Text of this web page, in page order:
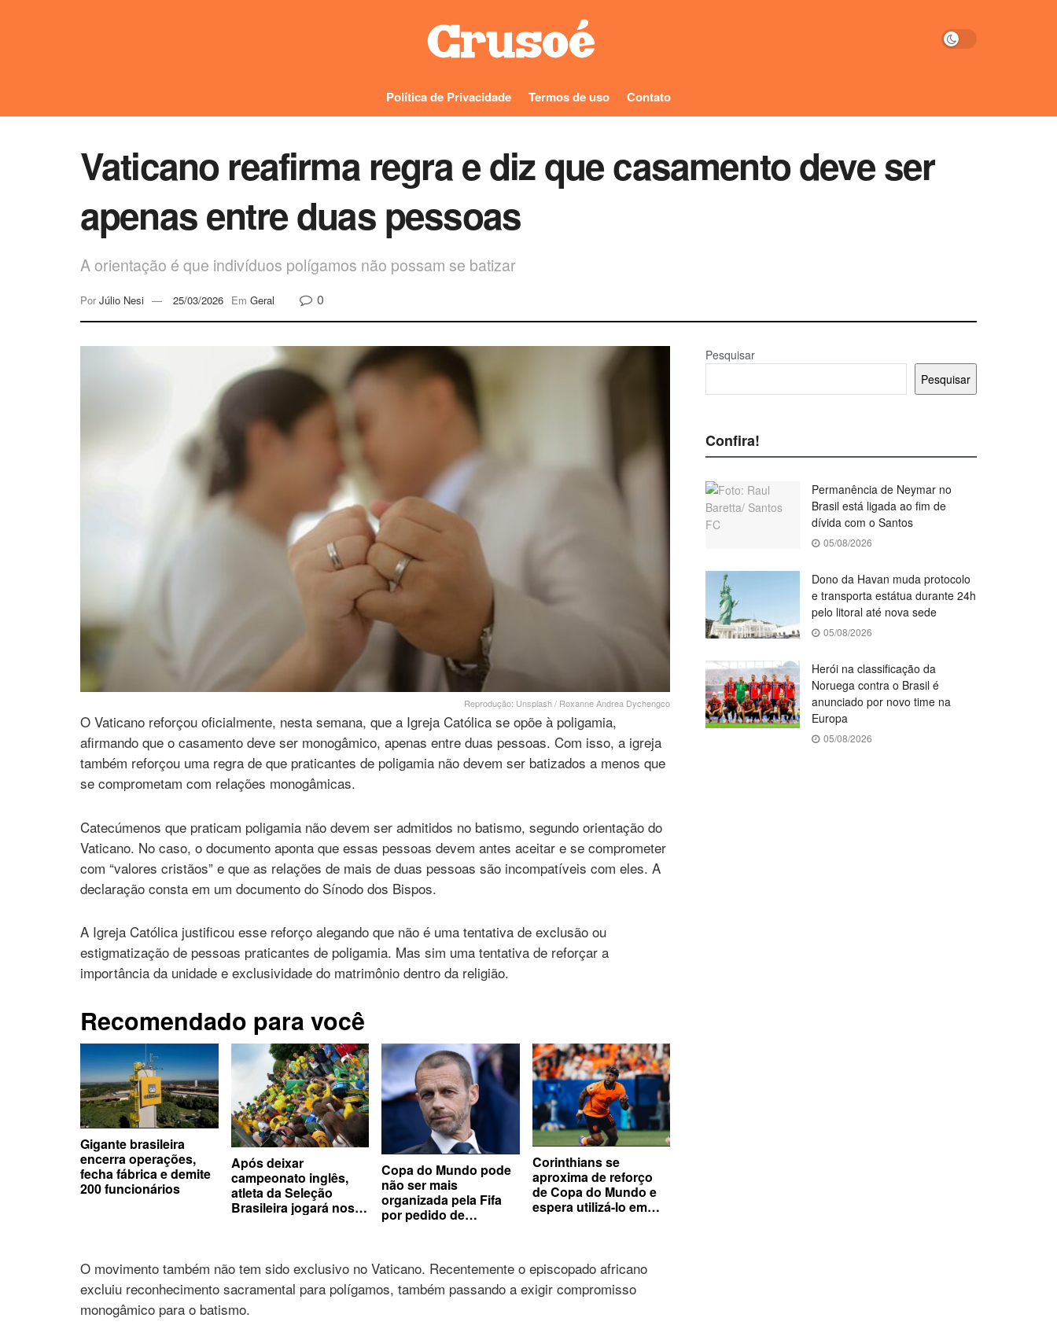
Política de Privacidade Termos de uso Contato
Vaticano reafirma regra e diz que casamento deve ser
apenas entre duas pessoas
A orientação é que indivíduos polígamos não possam se batizar
Por Júlio Nesi 25/03/2026 Em Geral 0
Reprodução: Unsplash / Roxanne Andrea Dychengco
O Vaticano reforçou oficialmente, nesta semana, que a Igreja Católica se opõe à poligamia,
afirmando que o casamento deve ser monogâmico, apenas entre duas pessoas. Com isso, a igreja
também reforçou uma regra de que praticantes de poligamia não devem ser batizados a menos que
se comprometam com relações monogâmicas.
Catecúmenos que praticam poligamia não devem ser admitidos no batismo, segundo orientação do
Vaticano. No caso, o documento aponta que essas pessoas devem antes aceitar e se comprometer
com “valores cristãos” e que as relações de mais de duas pessoas são incompatíveis com eles. A
declaração consta em um documento do Sínodo dos Bispos.
A Igreja Católica justificou esse reforço alegando que não é uma tentativa de exclusão ou
estigmatização de pessoas praticantes de poligamia. Mas sim uma tentativa de reforçar a
importância da unidade e exclusividade do matrimônio dentro da religião.
Recomendado para você
Gigante brasileira
encerra operações,
fecha fábrica e demite
200 funcionários
Após deixar
campeonato inglês,
atleta da Seleção
Brasileira jogará nos
Copa do Mundo pode
não ser mais
organizada pela Fifa
por pedido de
Corinthians se
aproxima de reforço
de Copa do Mundo e
espera utilizá-lo em
O movimento também não tem sido exclusivo no Vaticano. Recentemente o episcopado africano
excluiu reconhecimento sacramental para polígamos, também passando a exigir compromisso
monogâmico para o batismo.
Pesquisar
Pesquisar
Confira!
Permanência de Neymar no
Brasil está ligada ao fim de
dívida com o Santos
05/08/2026
Dono da Havan muda protocolo
e transporta estátua durante 24h
pelo litoral até nova sede
05/08/2026
Herói na classificação da
Noruega contra o Brasil é
anunciado por novo time na
Europa
05/08/2026